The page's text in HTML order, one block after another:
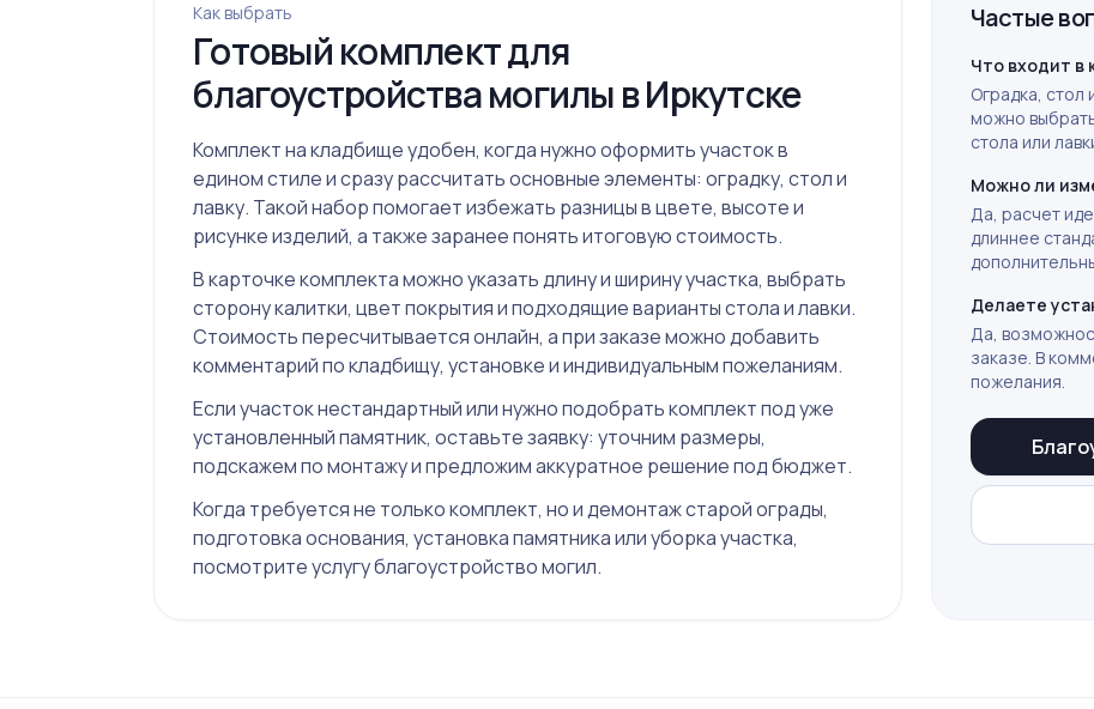
Ограда 19
Как выбрать
Готовый комплект для
благоустройства могилы в Иркутске
Комплект на кладбище удобен, когда нужно оформить участок в
едином стиле и сразу рассчитать основные элементы: оградку, стол и
лавку. Такой набор помогает избежать разницы в цвете, высоте и
рисунке изделий, а также заранее понять итоговую стоимость.
В карточке комплекта можно указать длину и ширину участка, выбрать
сторону калитки, цвет покрытия и подходящие варианты стола и лавки.
Стоимость пересчитывается онлайн, а при заказе можно добавить
комментарий по кладбищу, установке и индивидуальным пожеланиям.
Если участок нестандартный или нужно подобрать комплект под уже
установленный памятник, оставьте заявку: уточним размеры,
подскажем по монтажу и предложим аккуратное решение под бюджет.
Когда требуется не только комплект, но и демонтаж старой ограды,
подготовка основания, установка памятника или уборка участка,
посмотрите услугублагоустройство могил.
Частые
Что входит в
Оградка, стол
можно
стола или
Можно ли
Да, расчет
длиннее
Делаете
Да,
заказе. В
пожелания.